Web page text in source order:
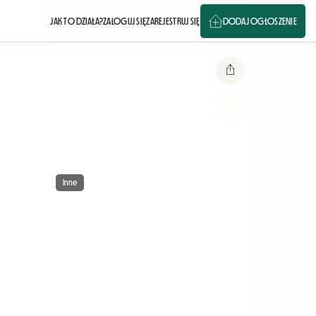
JAK TO DZIAŁA?ZALOGUJ SIĘZAREJESTRUJ SIĘ DODAJ OGŁOSZENIE
Inne